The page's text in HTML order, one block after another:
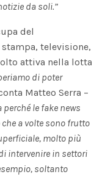
da soli.”
del
televisione,
attiva nella lotta
di poter
Matteo Serra –
le fake news
che a volte sono frutto
molto più
intervenire in settori
soltanto